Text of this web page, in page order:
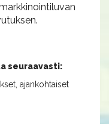
seuraavasti:
ajankohtaiset